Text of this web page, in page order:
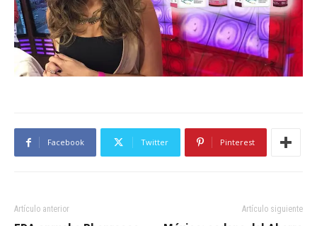
Facebook Twitter Pinterest
Artículo anterior Artículo siguiente